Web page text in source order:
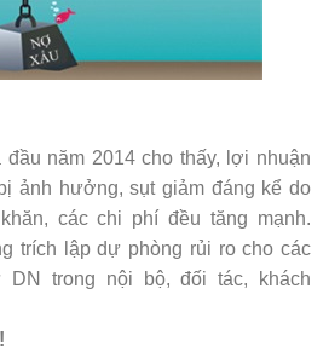
năm 2014 cho thấy, lợi nhuận
ảnh hưởng, sụt giảm đáng kể do
các chi phí đều tăng mạnh.
trích lập dự phòng rủi ro cho các
trong nội bộ, đối tác, khách